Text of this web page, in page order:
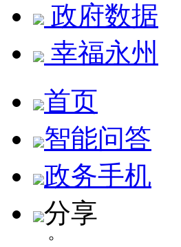
政府数据
幸福永州
首页
智能问答
政务手机
分享